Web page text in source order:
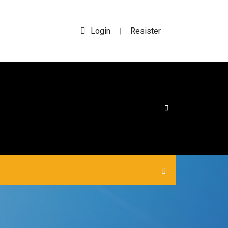
Login | Resister